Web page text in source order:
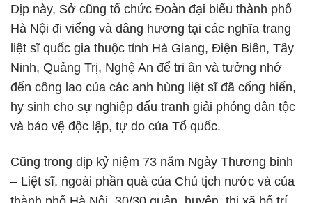
Dịp này, Sở cũng tổ chức Đoàn đại biểu thành phố
Hà Nội đi viếng và dâng hương tại các nghĩa trang
liệt sĩ quốc gia thuộc tỉnh Hà Giang, Điện Biên, Tây
Ninh, Quảng Trị, Nghệ An để tri ân và tưởng nhớ
đến công lao của các anh hùng liệt sĩ đã cống hiến,
hy sinh cho sự nghiệp đấu tranh giải phóng dân tộc
và bảo vệ độc lập, tự do của Tổ quốc.
Cũng trong dịp kỷ niệm 73 năm Ngày Thương binh
– Liệt sĩ, ngoài phần quà của Chủ tịch nước và của